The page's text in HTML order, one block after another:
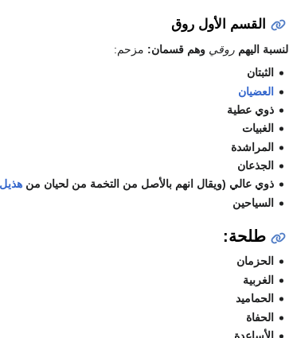
القسم الأول روق
النسبة اليهم روقي وهم قسمان: مزحم:
الثبتان
العضيان
ذوي عطية
الغبيات
المراشدة
الجذعان
ذوي عالي (ويقال انهم بالأصل من التخمة من لحيان من
السياحين
طلحة:
الحزمان
الغربية
الحماميد
الحفاة